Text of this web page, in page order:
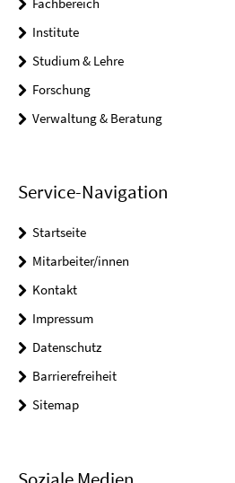
Institute
Studium & Lehre
Forschung
Verwaltung & Beratung
Service-Navigation
Startseite
Mitarbeiter/innen
Kontakt
Impressum
Datenschutz
Barrierefreiheit
Sitemap